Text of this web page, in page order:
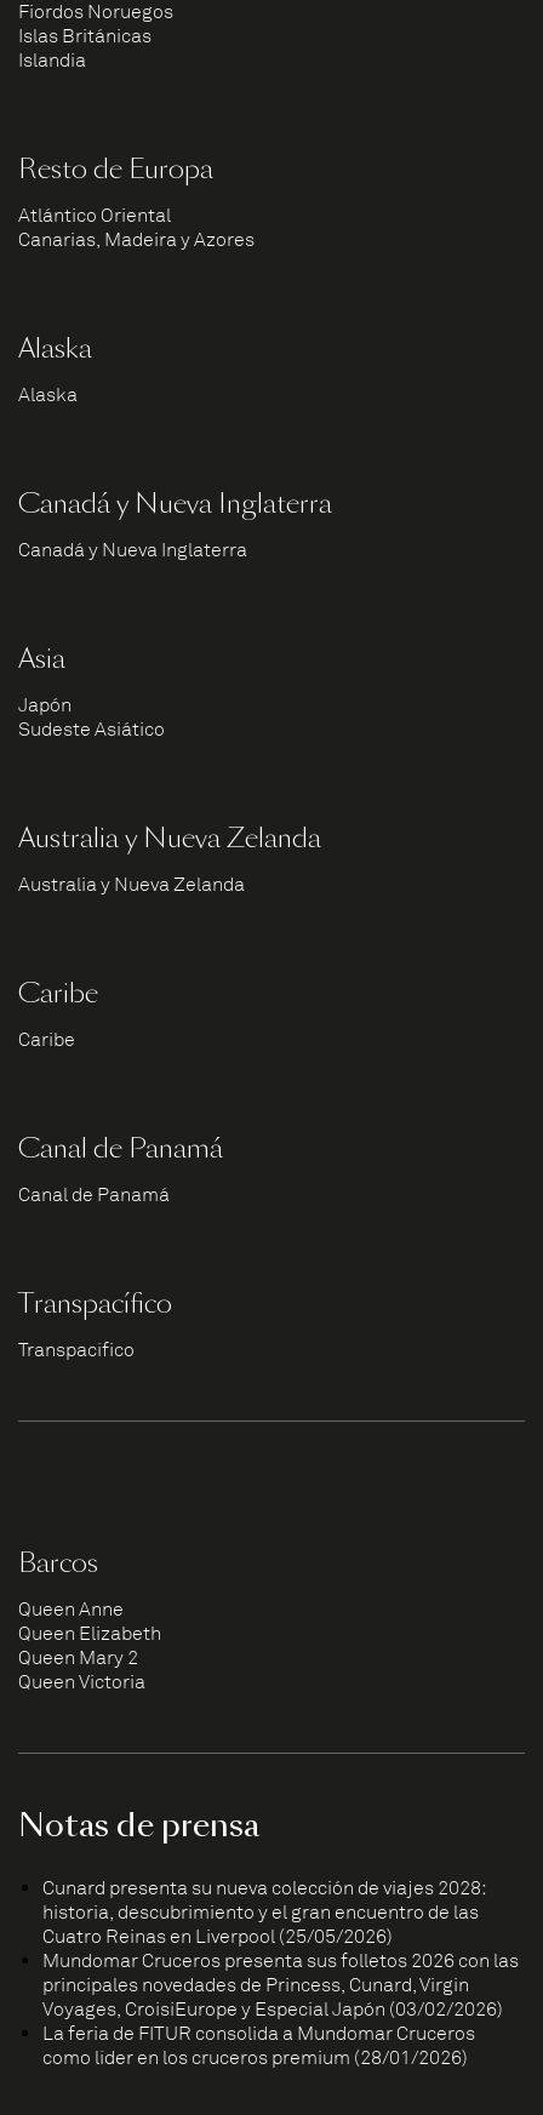
Fiordos Noruegos
Islas Británicas
Islandia
Resto de Europa
Atlántico Oriental
Canarias, Madeira y Azores
Alaska
Alaska
Canadá y Nueva Inglaterra
Canadá y Nueva Inglaterra
Asia
Japón
Sudeste Asiático
Australia y Nueva Zelanda
Australia y Nueva Zelanda
Caribe
Caribe
Canal de Panamá
Canal de Panamá
Transpacífico
Transpacífico
Barcos
Queen Anne
Queen Elizabeth
Queen Mary 2
Queen Victoria
Notas de prensa
Cunard presenta su nueva colección de viajes 2028:
historia, descubrimiento y el gran encuentro de las
Cuatro Reinas en Liverpool (25/05/2026)
Mundomar Cruceros presenta sus folletos 2026 con las
principales novedades de Princess, Cunard, Virgin
Voyages, CroisiEurope y Especial Japón (03/02/2026)
La feria de FITUR consolida a Mundomar Cruceros
como líder en los cruceros premium (28/01/2026)